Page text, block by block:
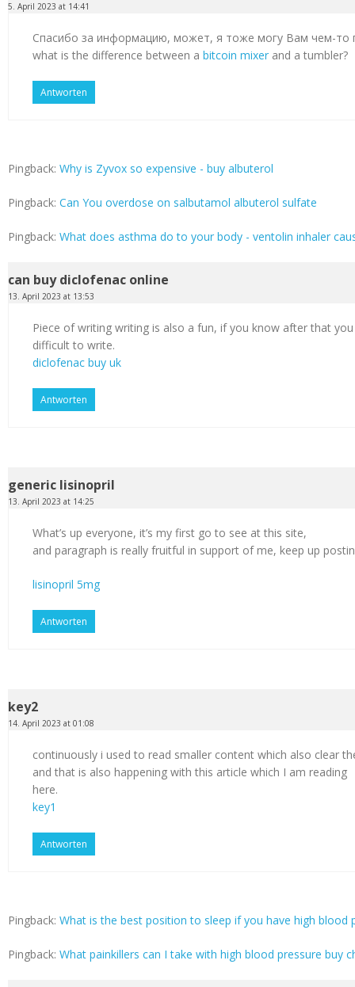
5. April 2023 at 14:41
Спасибо за информацию, может, я тоже могу Вам чем-то
what is the difference between a bitcoin mixer and a tumbler?
Antworten
Pingback: Why is Zyvox so expensive - buy albuterol
Pingback: Can You overdose on salbutamol albuterol sulfate
Pingback: What does asthma do to your body - ventolin inhaler
can buy diclofenac online
13. April 2023 at 13:53
Piece of writing writing is also a fun, if you know after that
difficult to write.
diclofenac buy uk
Antworten
generic lisinopril
13. April 2023 at 14:25
What’s up everyone, it’s my first go to see at this site,
and paragraph is really fruitful in support of me, keep up
lisinopril 5mg
Antworten
key2
14. April 2023 at 01:08
continuously i used to read smaller content which also clear
and that is also happening with this article which I am reading
here.
key1
Antworten
Pingback: What is the best position to sleep if you have high blood
Pingback: What painkillers can I take with high blood pressure buy